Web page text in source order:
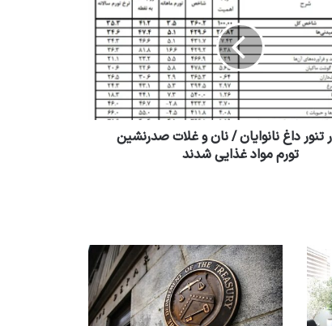
تنور داغ نانوایان / نان و غلات صدرنشین
تورم مواد غذایی شدند